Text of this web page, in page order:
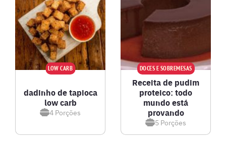
LOW CARB
dadinho de tapioca
low carb
4 Porções
DOCES E SOBREMESAS
Receita de pudim
proteico: todo
mundo está
provando
5 Porções